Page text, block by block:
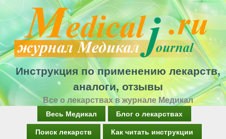
Перейти
к
основному
содержанию
Инструкция по применению лекарств,
аналоги, отзывы
Все о лекарствах в журнале Медикал
Весь Медикал
Блог о лекарствах
Поиск лекарств
Как читать инструкции